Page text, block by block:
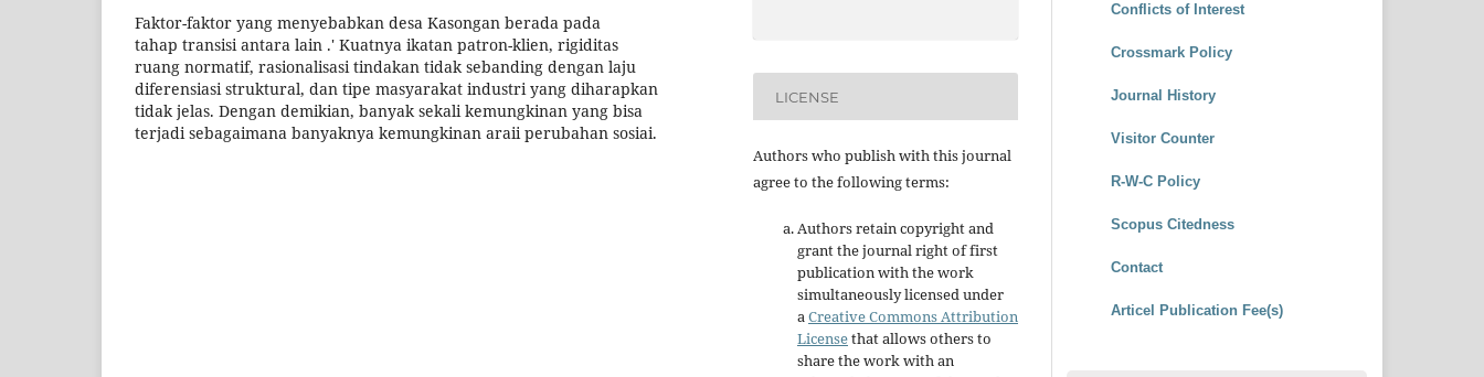
Faktor-faktor yang menyebabkan desa Kasongan berada pada
tahap transisi antara lain .' Kuatnya ikatan patron-klien, rigiditas
ruang normatif, rasionalisasi tindakan tidak sebanding dengan laju
diferensiasi struktural, dan tipe masyarakat industri yang diharapkan
tidak jelas. Dengan demikian, banyak sekali kemungkinan yang bisa
terjadi sebagaimana banyaknya kemungkinan araii perubahan sosiai.
LICENSE
Authors who publish with this journal
agree to the following terms:
Authors retain copyright and
grant the journal right of first
publication with the work
simultaneously licensed under
aCreative Commons Attribution
Licensethat allows others to
share the work with an
Conflicts of Interest
Crossmark Policy
Journal History
Visitor Counter
R-W-C Policy
Scopus Citedness
Contact
Articel Publication Fee(s)